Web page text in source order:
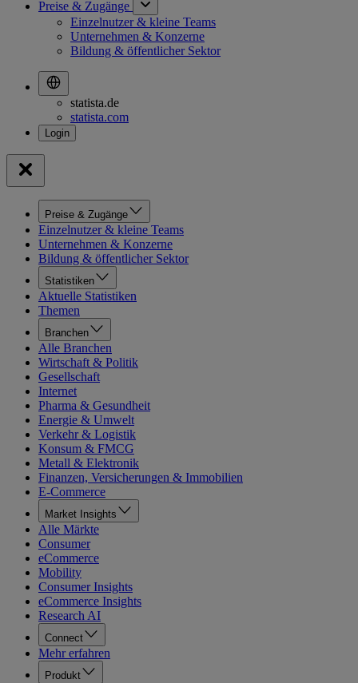
Preise & Zugänge
Einzelnutzer & kleine Teams
Unternehmen & Konzerne
Bildung & öffentlicher Sektor
statista.de
statista.com
Preise & Zugänge
Einzelnutzer & kleine Teams
Unternehmen & Konzerne
Bildung & öffentlicher Sektor
Statistiken
Aktuelle Statistiken
Themen
Branchen
Alle Branchen
Wirtschaft & Politik
Gesellschaft
Internet
Pharma & Gesundheit
Energie & Umwelt
Verkehr & Logistik
Konsum & FMCG
Metall & Elektronik
Finanzen, Versicherungen & Immobilien
E-Commerce
Market Insights
Alle Märkte
Consumer
eCommerce
Mobility
Consumer Insights
eCommerce Insights
Research AI
Connect
Mehr erfahren
Produkt